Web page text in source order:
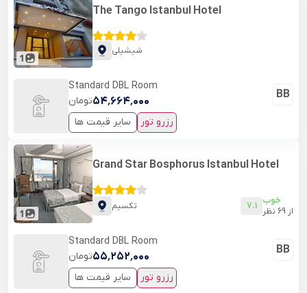
1
Grand Star Bosphorus Istanbul Hotel
تکسیم 7.1 خوب
از 69 نظر
BB
Standard DBL Room
۵۵٬۲۵۲٬۰۰۰تومان
سایر قیمت ها
رزرو تور
1
The Tango Istanbul Hotel
شیشیلی
BB
Standard DBL Room
۵۴٬۶۶۴٬۰۰۰تومان
سایر قیمت ها
رزرو تور